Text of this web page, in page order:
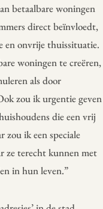
betaalbare woningen
direct beïnvloedt,
en onvrije thuissituatie.
woningen te creëren,
als door
zou ik urgentie geven
die een vrij
zou ik een speciale
ze terecht kunnen met
in hun leven.”